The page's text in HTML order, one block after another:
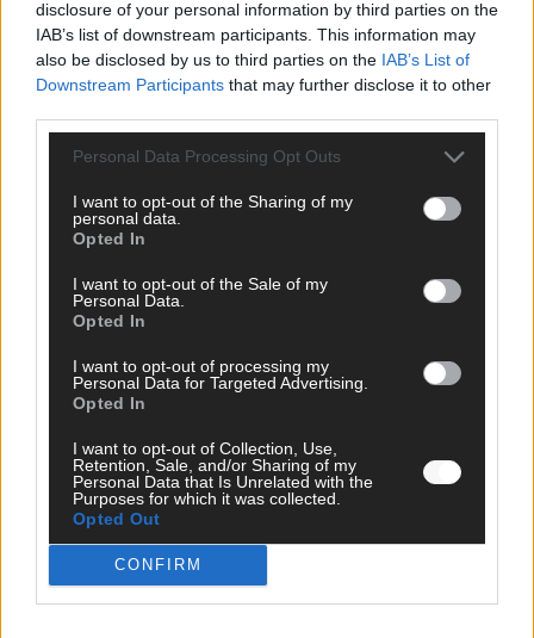
disclosure of your personal information by third parties on the
IAB’s list of downstream participants. This information may
also be disclosed by us to third parties on the IAB’s List of
Downstream Participants that may further disclose it to other
Personal Data Processing Opt Outs
I want to opt-out of the Sharing of my
personal data.
Opted In
I want to opt-out of the Sale of my
Personal Data.
Opted In
I want to opt-out of processing my
Personal Data for Targeted Advertising.
Opted In
I want to opt-out of Collection, Use,
Retention, Sale, and/or Sharing of my
Personal Data that Is Unrelated with the
Purposes for which it was collected.
Opted Out
CONFIRM
SCHNELL ZUM RESSORT
Nachrichten
Wirtschaft
Ratgeber
Kommentar
Eurovision
FLASH – DAS VIDEOPORTAL
ÜBER UNS
Unternehmensporträt
Ehtikrichtlinie & Faktencheck